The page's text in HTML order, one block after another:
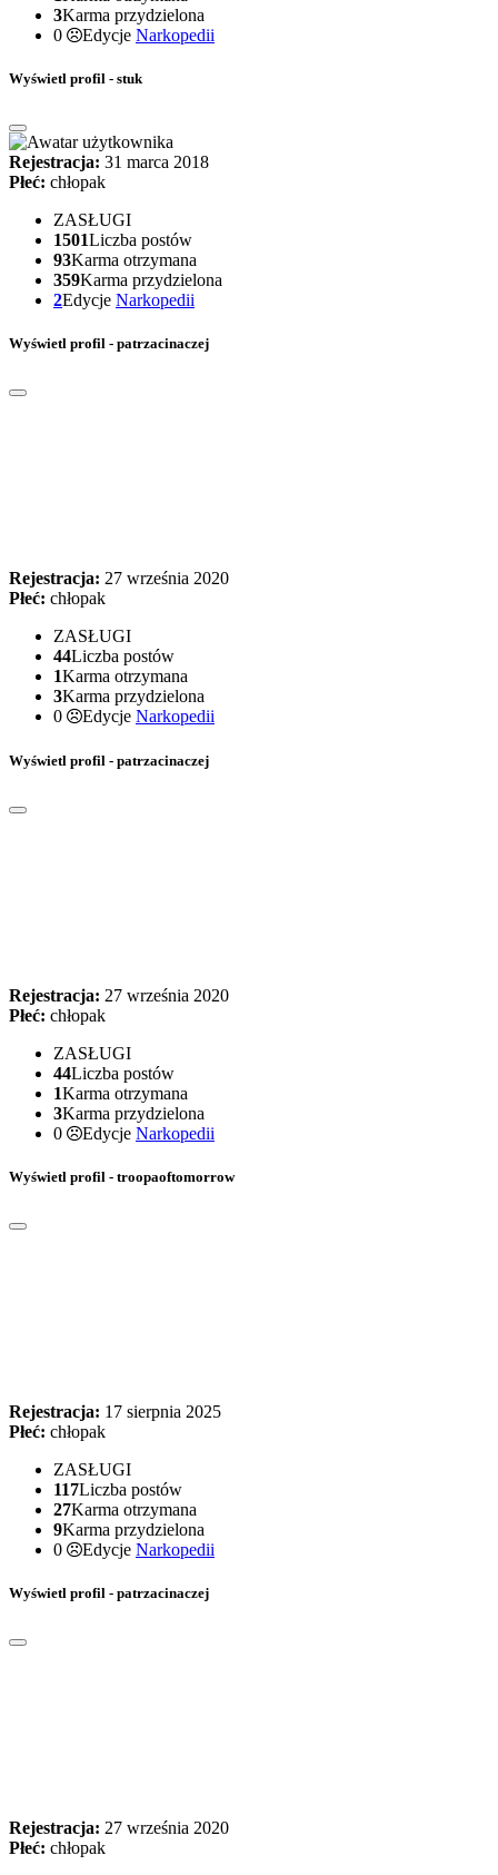
3Karma przydzielona
0
Edycje Narkopedii
Wyświetl profil - stuk
Rejestracja: 31 marca 2018
Płeć: chłopak
ZASŁUGI
1501Liczba postów
93Karma otrzymana
359Karma przydzielona
2Edycje Narkopedii
Wyświetl profil - patrzacinaczej
Rejestracja: 27 września 2020
Płeć: chłopak
ZASŁUGI
44Liczba postów
1Karma otrzymana
3Karma przydzielona
0
Edycje Narkopedii
Wyświetl profil - patrzacinaczej
Rejestracja: 27 września 2020
Płeć: chłopak
ZASŁUGI
44Liczba postów
1Karma otrzymana
3Karma przydzielona
0
Edycje Narkopedii
Wyświetl profil - troopaoftomorrow
Rejestracja: 17 sierpnia 2025
Płeć: chłopak
ZASŁUGI
117Liczba postów
27Karma otrzymana
9Karma przydzielona
0
Edycje Narkopedii
Wyświetl profil - patrzacinaczej
Rejestracja: 27 września 2020
Płeć: chłopak